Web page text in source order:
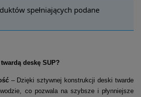
spełniających podane
deskę SUP?
– Dzięki sztywnej konstrukcji deski twarde
co pozwala na szybsze i płynniejsze